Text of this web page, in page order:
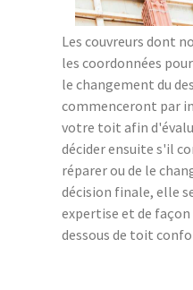
Les couvreurs dont
les coordonnées
le changement du
commenceront par
votre toit afin
décider ensuite s'il
réparer ou de le
décision finale, elle
expertise et de
dessous de toit